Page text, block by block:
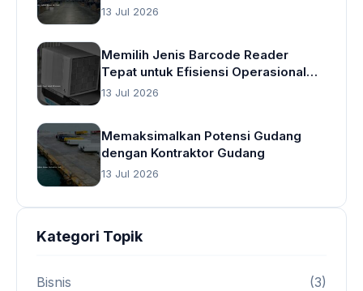
13 Jul 2026
Memilih Jenis Barcode Reader
Tepat untuk Efisiensi Operasional
Gudang
13 Jul 2026
Memaksimalkan Potensi Gudang
dengan Kontraktor Gudang
13 Jul 2026
Kategori Topik
Bisnis
(3)